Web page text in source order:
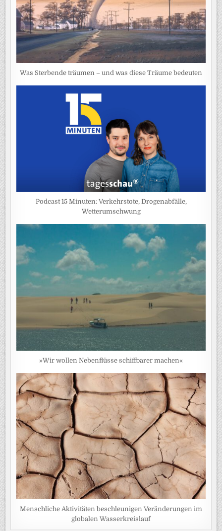
Was Sterbende träumen – und was diese Träume bedeuten
Podcast 15 Minuten: Verkehrstote, Drogenabfälle,
Wetterumschwung
»Wir wollen Nebenflüsse schiffbarer machen«
Menschliche Aktivitäten beschleunigen Veränderungen im
globalen Wasserkreislauf